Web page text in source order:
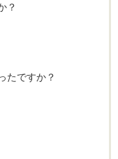
？
たですか？